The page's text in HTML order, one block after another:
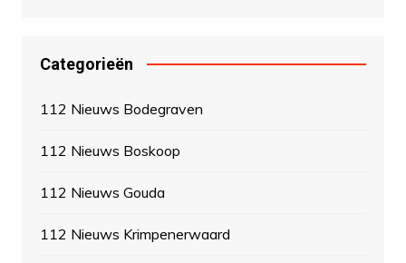
Categorieën
112 Nieuws Bodegraven
112 Nieuws Boskoop
112 Nieuws Gouda
112 Nieuws Krimpenerwaard